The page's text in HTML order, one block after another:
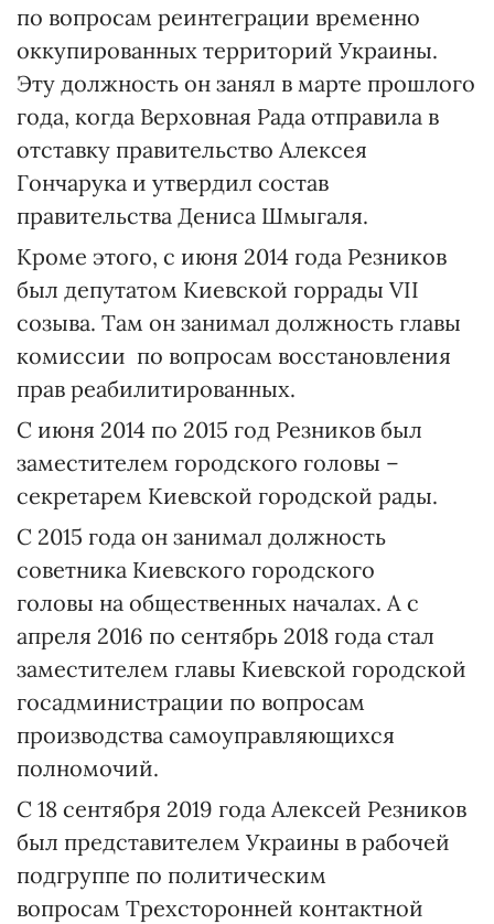
по вопросам реинтеграции временно
оккупированных территорий Украины.
Эту должность он занял в марте прошлого
года, когда Верховная Рада отправила в
отставку правительство Алексея
Гончарука и утвердил состав
правительства Дениса Шмыгаля.
Кроме этого, с июня 2014 года Резников
был депутатом Киевской горрады VII
созыва. Там он занимал должность главы
комиссии по вопросам восстановления
прав реабилитированных.
С июня 2014 по 2015 год Резников был
заместителем городского головы –
секретарем Киевской городской рады.
С 2015 года он занимал должность
советника Киевского городского
головы на общественных началах. А с
апреля 2016 по сентябрь 2018 года стал
заместителем главы Киевской городской
госадминистрации по вопросам
производства самоуправляющихся
полномочий.
С 18 сентября 2019 года Алексей Резников
был представителем Украины в рабочей
подгруппе по политическим
вопросам Трехсторонней контактной